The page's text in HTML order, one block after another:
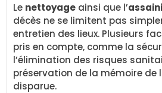
Le nettoyage ainsi que l’
décès ne se limitent pas
entretien des lieux. Plusieurs
pris en compte, comme la
l’élimination des risques
préservation de la mémoire de
disparue.